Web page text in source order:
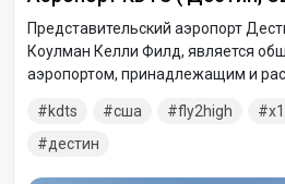
Представительский аэропорт
Коулман Келли Филд, является
аэропортом, принадлежащим и
морской миле к востоку от
Дестин, штат Флорида.
kdts сша fly2high
дестин